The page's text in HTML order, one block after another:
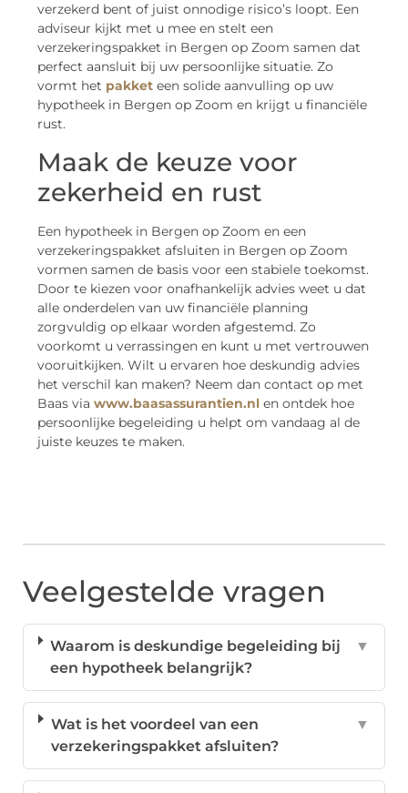
verzekerd bent of juist onnodige risico’s loopt. Een
adviseur kijkt met u mee en stelt een
verzekeringspakket in Bergen op Zoom samen dat
perfect aansluit bij uw persoonlijke situatie. Zo
vormt het pakket een solide aanvulling op uw
hypotheek in Bergen op Zoom en krijgt u financiële
rust.
Maak de keuze voor
zekerheid en rust
Een hypotheek in Bergen op Zoom en een
verzekeringspakket afsluiten in Bergen op Zoom
vormen samen de basis voor een stabiele toekomst.
Door te kiezen voor onafhankelijk advies weet u dat
alle onderdelen van uw financiële planning
zorgvuldig op elkaar worden afgestemd. Zo
voorkomt u verrassingen en kunt u met vertrouwen
vooruitkijken. Wilt u ervaren hoe deskundig advies
het verschil kan maken? Neem dan contact op met
Baas via www.baasassurantien.nl en ontdek hoe
persoonlijke begeleiding u helpt om vandaag al de
juiste keuzes te maken.
Veelgestelde vragen
Waarom is deskundige begeleiding bij
een hypotheek belangrijk?
▼
Wat is het voordeel van een
verzekeringspakket afsluiten?
▼